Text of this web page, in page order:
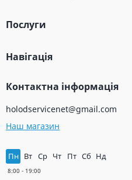
Послуги
Навігація
Контактна інформація
holodservicenet@gmail.com
Наш магазин
Пн Вт Ср Чт Пт Сб Нд